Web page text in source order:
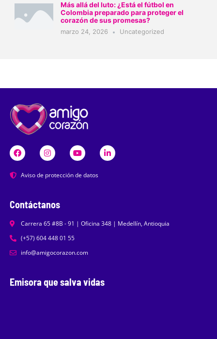
Más allá del luto: ¿Está el fútbol en
Colombia preparado para proteger el
corazón de sus promesas?
marzo 24, 2026 Uncategorized
Aviso de protección de datos
Contáctanos
Carrera 65 #8B - 91 | Oficina 348 | Medellín, Antioquia
(+57) 604 448 01 55
info@amigocorazon.com
Emisora que salva vidas